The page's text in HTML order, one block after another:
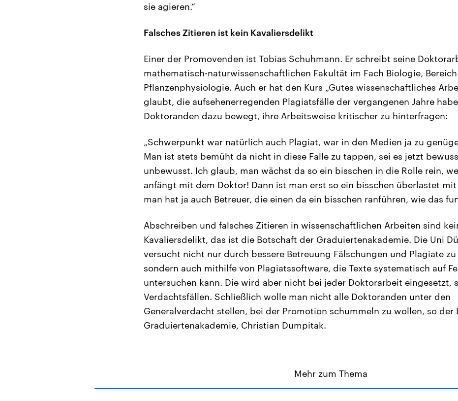
sie agieren.“
Falsches Zitieren ist kein Kavaliersdelikt
Einer der Promovenden ist Tobias Schuhmann. Er schreibt seine
mathematisch-naturwissenschaftlichen Fakultät im Fach Biologie, Bereich
Pflanzenphysiologie. Auch er hat den Kurs „Gutes wissenschaftliches
glaubt, die aufsehenerregenden Plagiatsfälle der vergangenen Jahre
Doktoranden dazu bewegt, ihre Arbeitsweise kritischer zu hinterfragen:
„Schwerpunkt war natürlich auch Plagiat, war in den Medien ja zu
Man ist stets bemüht da nicht in diese Falle zu tappen, sei es jetzt
unbewusst. Ich glaub, man wächst da so ein bisschen in die Rolle rein,
anfängt mit dem Doktor! Dann ist man erst so ein bisschen überlastet
man hat ja auch Betreuer, die einen da ein bisschen ranführen, wie das
Abschreiben und falsches Zitieren in wissenschaftlichen Arbeiten sind
Kavaliersdelikt, das ist die Botschaft der Graduiertenakademie. Die Uni
versucht nicht nur durch bessere Betreuung Fälschungen und Plagiate
sondern auch mithilfe von Plagiatssoftware, die Texte systematisch auf
untersuchen kann. Die wird aber nicht bei jeder Doktorarbeit eingesetzt,
Verdachtsfällen. Schließlich wolle man nicht alle Doktoranden unter den
Generalverdacht stellen, bei der Promotion schummeln zu wollen, so der
Graduiertenakademie, Christian Dumpitak.
Mehr zum Thema